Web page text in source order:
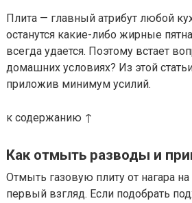
Плита — главный атрибут любой
останутся какие-либо жирные
всегда удается. Поэтому встает
домашних условиях? Из этой
приложив минимум усилий.
к содержанию ↑
Как отмыть разводы и
Отмыть газовую плиту от нагара
первый взгляд. Если подобрать